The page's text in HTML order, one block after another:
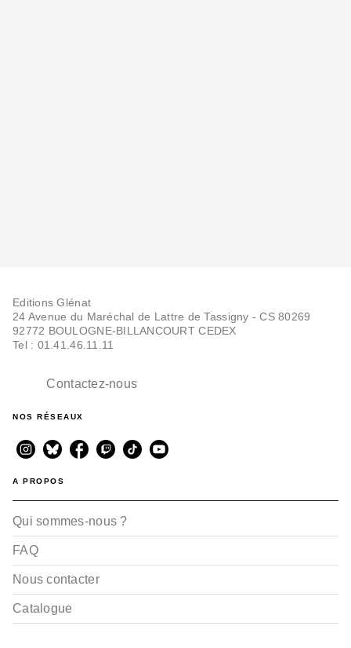
Editions Glénat
24 Avenue du Maréchal de Lattre de Tassigny - CS 80269
92772 BOULOGNE-BILLANCOURT CEDEX
Tel : 01.41.46.11.11
Contactez-nous
NOS RÉSEAUX
A PROPOS
Qui sommes-nous ?
FAQ
Nous contacter
Catalogue